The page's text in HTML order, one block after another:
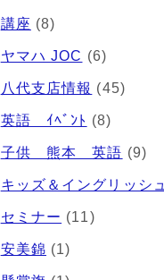
講座 (8)
ヤマハ JOC (6)
八代支店情報 (45)
英語 ｲﾍﾞﾝﾄ (8)
子供 熊本 英語 (9)
キッズ＆イングリッシュ
セミナー (11)
安美錦 (1)